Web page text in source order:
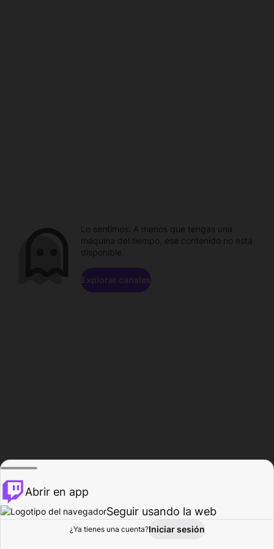
Explorar Actividad
Lo sentimos. A menos que tengas una
máquina del tiempo, ese contenido no está
disponible.
Explorar canales
Abrir en app
Seguir usando la web
¿Ya tienes una cuenta?Iniciar sesión